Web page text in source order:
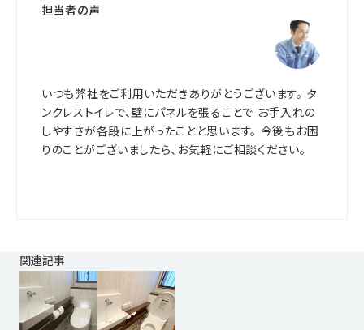
担当者の声
いつも弊社をご利用いただきありがとうございます。 タ
ンクレストイレで、壁にパネルを張ることで お手入れの
しやすさが各段に上がったことと思います。 今後もお困
りのことがございましたら、お気軽にご相談ください。
関連記事